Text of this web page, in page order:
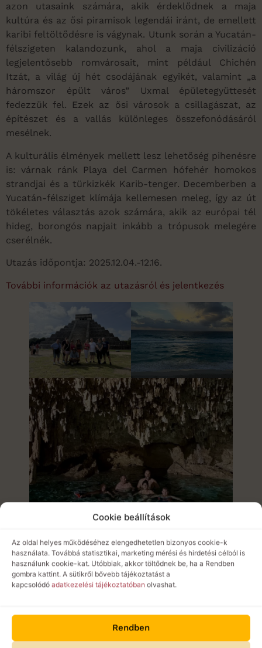
Cookie beállítások
Az oldal helyes működéséhez elengedhetetlen bizonyos cookie-k
használata. Továbbá statisztikai, marketing mérési és hirdetési célból is
használunk cookie-kat. Utóbbiak, akkor töltődnek be, ha a Rendben
gombra kattint. A sütikről bővebb tájékoztatást a
kapcsolódó adatkezelési tájékoztatóban olvashat.
Rendben
azon utasaink számára, akik érdeklődnek a maja
kultúra és az ősi piramisok legendái iránt, de emellett
karibi feltöltődésre is vágynak. Utunk során a Yucatán-
félszigeten kalandozunk, ahol a maja civilizáció
legjelentősebb romvárosait, mint például Chichén
Itzát, a világ új hét csodájának egyikét, valamint „a
háromszor épült város” Uxmal épületegyüttesét
fedezzük fel. Ezek az ősi városok a csillagászat, az
építészet és a vallás különleges összefonódásáról
mesélnek.
A kulturális élmények mellett lesz lehetőség pihenésre
is: várnak ránk Playa del Carmen hófehér homokos
strandjai és a türkizkék Karib-tenger. Decemberben a
Yucatán-félsziget klímája kellemesen meleg, így az út
tökéletes választás azok számára, akik az európai tél
hideg, borongós napjait inkább a trópusok melegére
cserélnék.
Utazás időpontja: 2025.12.04.-12.16.
További információk az utazásról és jelentkezés